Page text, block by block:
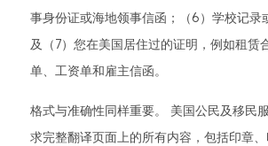
事身份证或海地领事信函；（6）学校记录
及（7）您在美国居住过的证明，例如租赁
单、工资单和雇主信函。
格式与准确性同样重要。 美国公民及移民
求完整翻译页面上的所有内容，包括印章